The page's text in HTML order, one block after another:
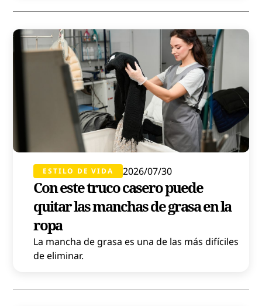
ESTILO DE VIDA 2026/07/30
Con este truco casero puede
quitar las manchas de grasa en la
ropa
La mancha de grasa es una de las más difíciles
de eliminar.